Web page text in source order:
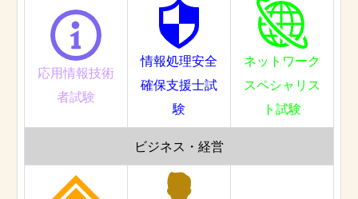
応用情報技術
者試験
情報処理安全
確保支援士試
験
ネットワーク
スペシャリス
ト試験
ビジネス・経営